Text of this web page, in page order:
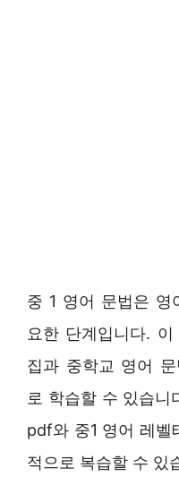
중 1 영어 문법은 영
요한 단계입니다.
집과 중학교 영어
로 학습할 수 있습니
pdf와 중1 영어 레
적으로 복습할 수 있